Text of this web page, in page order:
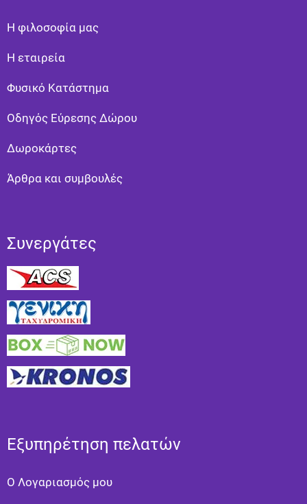
Η φιλοσοφία μας
Η εταιρεία
Φυσικό Κατάστημα
Οδηγός Εύρεσης Δώρου
Δωροκάρτες
Άρθρα και συμβουλές
Συνεργάτες
Εξυπηρέτηση πελατών
Ο Λογαριασμός μου